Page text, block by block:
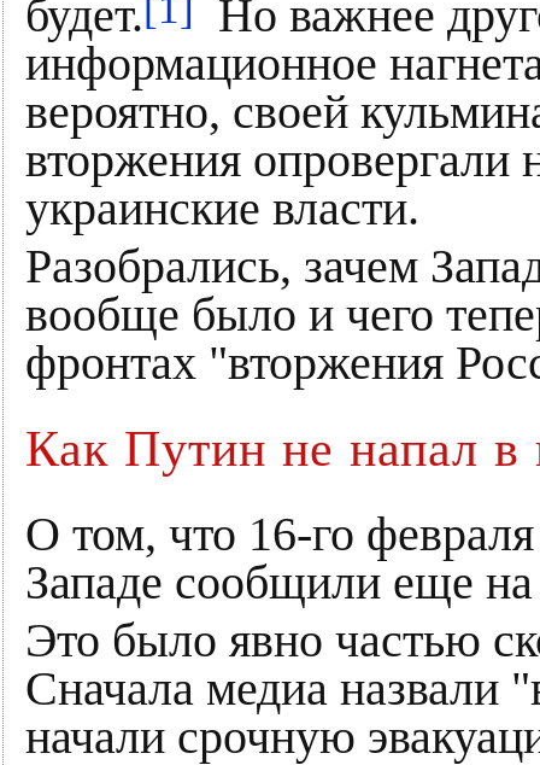
будет.
Но важнее
информационное
вероятно, своей
вторжения опровергали
украинские власти.
Разобрались, зачем
вообще было и чего
фронтах "вторжения
Как Путин не напал в
О том, что 16-го
Западе сообщили еще
Это было явно частью
Сначала медиа
начали срочную